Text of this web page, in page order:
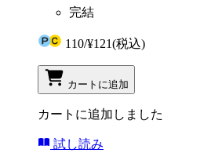
完結
110/¥121(税込)
カートに追加
カートに追加しました
試し読み